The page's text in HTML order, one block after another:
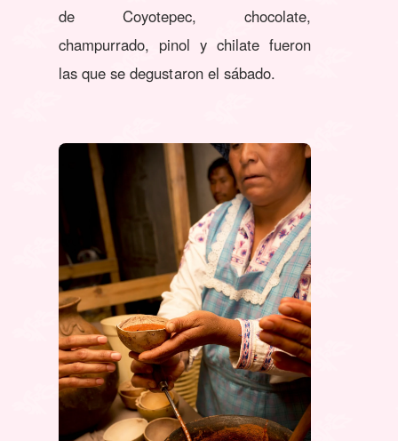
de Coyotepec, chocolate,
champurrado, pinol y chilate fueron
las que se degustaron el sábado.